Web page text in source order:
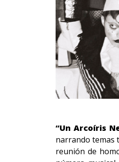
“Un Arcoíris
narrando temas
reunión de